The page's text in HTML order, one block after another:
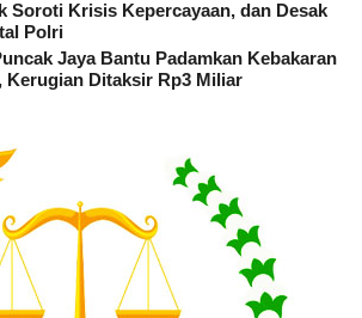
Soroti Krisis Kepercayaan, dan Desak
Polri
Jaya Bantu Padamkan Kebakaran
Kerugian Ditaksir Rp3 Miliar